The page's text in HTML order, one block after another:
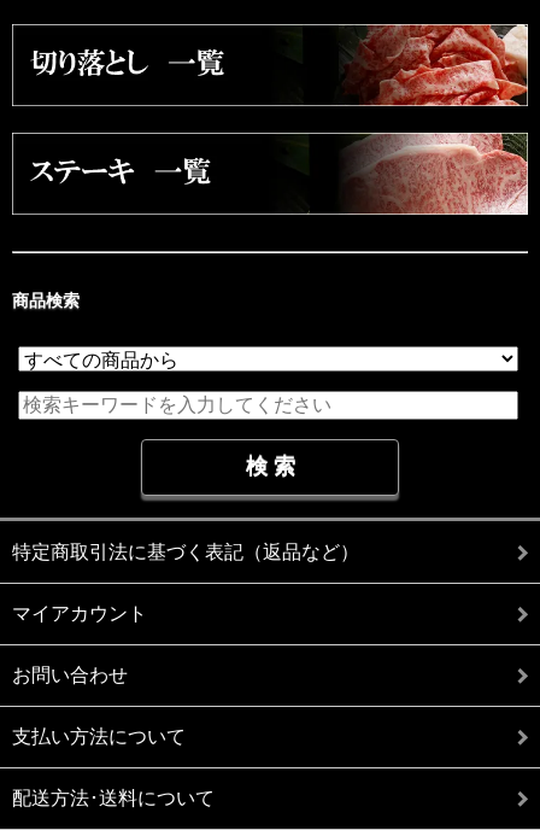
商品検索
特定商取引法に基づく表記（返品など）
マイアカウント
お問い合わせ
支払い方法について
配送方法･送料について